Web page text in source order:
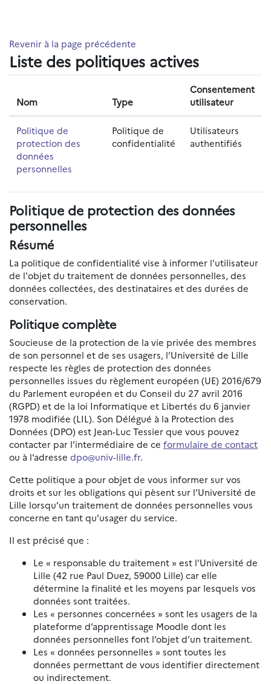
Revenir à la page précédente
Liste des politiques actives
Nom Type
Consentement
utilisateur
Politique de
protection des
données
personnelles
Politique de
confidentialité
Utilisateurs
authentifiés
Politique de protection des données
personnelles
Résumé
La politique de confidentialité vise à informer l'utilisateur
de l'objet du traitement de données personnelles, des
données collectées, des destinataires et des durées de
conservation.
Politique complète
Soucieuse de la protection de la vie privée des membres
de son personnel et de ses usagers, l’Université de Lille
respecte les règles de protection des données
personnelles issues du règlement européen (UE) 2016/679
du Parlement européen et du Conseil du 27 avril 2016
(RGPD) et de la loi Informatique et Libertés du 6 janvier
1978 modifiée (LIL). Son Délégué à la Protection des
Données (DPO) est Jean-Luc Tessier que vous pouvez
contacter par l’intermédiaire de ce formulaire de contact
ou à l’adresse dpo@univ-lille.fr.
Cette politique a pour objet de vous informer sur vos
droits et sur les obligations qui pèsent sur l’Université de
Lille lorsqu’un traitement de données personnelles vous
concerne en tant qu’usager du service.
Il est précisé que :
Le « responsable du traitement » est l’Université de
Lille (42 rue Paul Duez, 59000 Lille) car elle
détermine la finalité et les moyens par lesquels vos
données sont traitées.
Les « personnes concernées » sont les usagers de la
plateforme d’apprentissage Moodle dont les
données personnelles font l’objet d’un traitement.
Les « données personnelles » sont toutes les
données permettant de vous identifier directement
ou indirectement.